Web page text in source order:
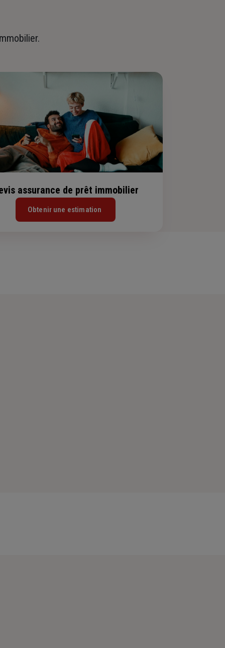
assurance de prêt immobilier
Obtenir une estimation